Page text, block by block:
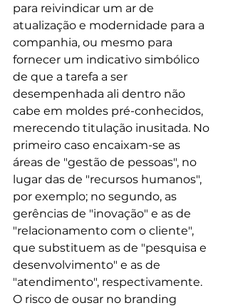
para reivindicar um ar de
atualização e modernidade para a
companhia, ou mesmo para
fornecer um indicativo simbólico
de que a tarefa a ser
desempenhada ali dentro não
cabe em moldes pré-conhecidos,
merecendo titulação inusitada. No
primeiro caso encaixam-se as
áreas de "gestão de pessoas", no
lugar das de "recursos humanos",
por exemplo; no segundo, as
gerências de "inovação" e as de
"relacionamento com o cliente",
que substituem as de "pesquisa e
desenvolvimento" e as de
"atendimento", respectivamente.
O risco de ousar no branding